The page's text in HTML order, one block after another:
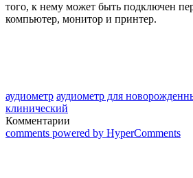
того, к нему может быть подключен
компьютер, монитор и принтер.
аудиометр аудиометр для
клинический
Комментарии
comments powered by HyperComments